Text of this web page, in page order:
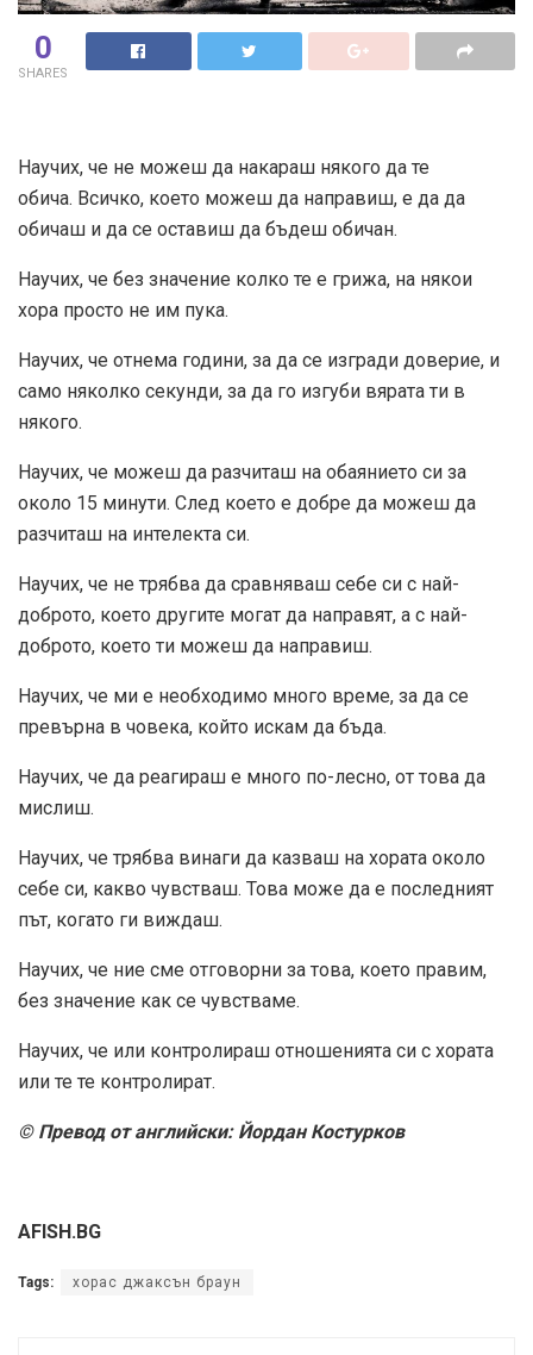
0
SHARES
Научих, че не можеш да накараш някого да те
обича. Всичко, което можеш да направиш, е да да
обичаш и да се оставиш да бъдеш обичан.
Научих, че без значение колко те е грижа, на някои
хора просто не им пука.
Научих, че отнема години, за да се изгради доверие, и
само няколко секунди, за да го изгуби вярата ти в
някого.
Научих, че можеш да разчиташ на обаянието си за
около 15 минути. След което е добре да можеш да
разчиташ на интелекта си.
Научих, че не трябва да сравняваш себе си с най-
доброто, което другите могат да направят, а с най-
доброто, което ти можеш да направиш.
Научих, че ми е необходимо много време, за да се
превърна в човека, който искам да бъда.
Научих, че да реагираш е много по-лесно, от това да
мислиш.
Научих, че трябва винаги да казваш на хората около
себе си, какво чувстваш. Това може да е последният
път, когато ги виждаш.
Научих, че ние сме отговорни за това, което правим,
без значение как се чувстваме.
Научих, че или контролираш отношенията си с хората
или те те контролират.
© Превод от английски: Йордан Костурков
AFISH.BG
Tags: хорас джаксън браун